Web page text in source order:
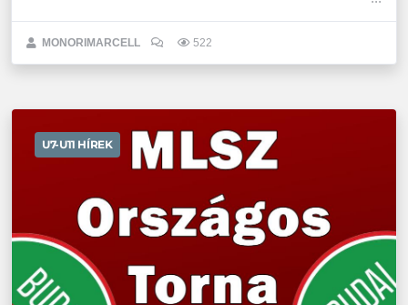
MONORIMARCELL 522
U7-U11 HÍREK